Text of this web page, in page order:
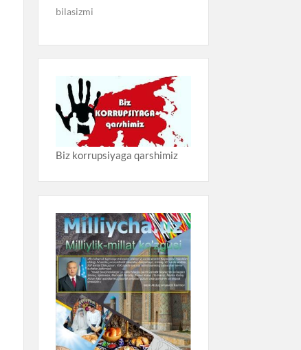
bilasizmi
Biz korrupsiyaga qarshimiz